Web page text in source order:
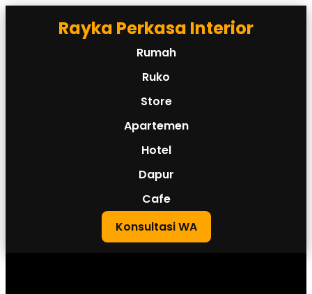
Rayka Perkasa Interior
Rumah
Ruko
Store
Apartemen
Hotel
Dapur
Cafe
Konsultasi WA